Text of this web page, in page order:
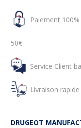
Paiement
50€
Service Client
Livraison
DRUGEOT